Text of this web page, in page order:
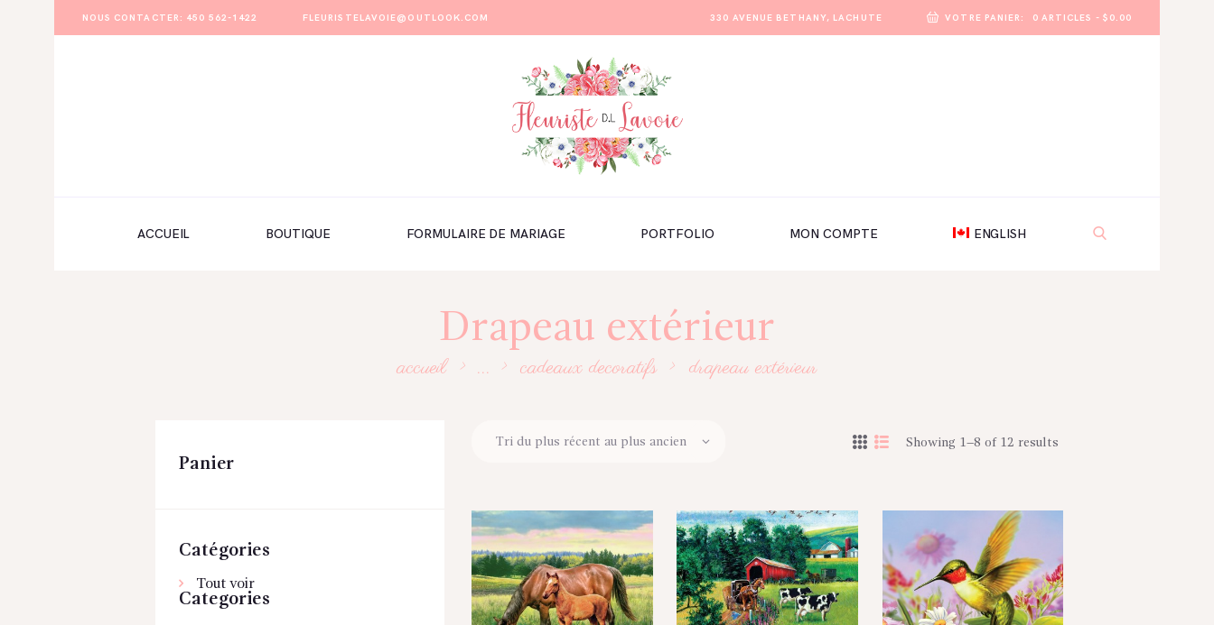
NOUS CONTACTER: 450 562-1422 FLEURISTELAVOIE@OUTLOOK.COM 330 AVENUE BETHANY, LACHUTE VOTRE PANIER: 0 ARTICLES - $0.00
ACCUEIL BOUTIQUE FORMULAIRE DE MARIAGE PORTFOLIO MON COMPTE ENGLISH
Drapeau extérieur
accueil ... cadeaux decoratifs drapeau extérieur
Showing 1–8 of 12 results
Panier
Catégories
Tout voir
Categories